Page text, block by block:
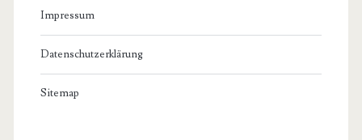
Impressum
Datenschutzerklärung
Sitemap